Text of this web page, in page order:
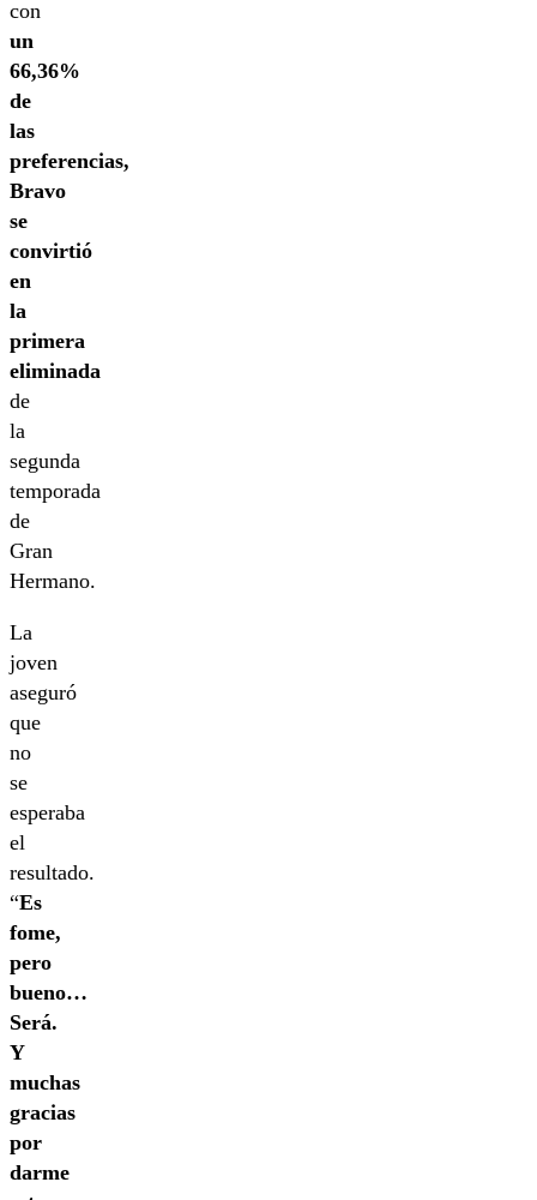
con
un
66,36%
de
las
preferencias,
Bravo
se
convirtió
en
la
primera
eliminada
de
la
segunda
temporada
de
Gran
Hermano.
La
joven
aseguró
que
no
se
esperaba
el
resultado.
“Es
fome,
pero
bueno…
Será.
Y
muchas
gracias
por
darme